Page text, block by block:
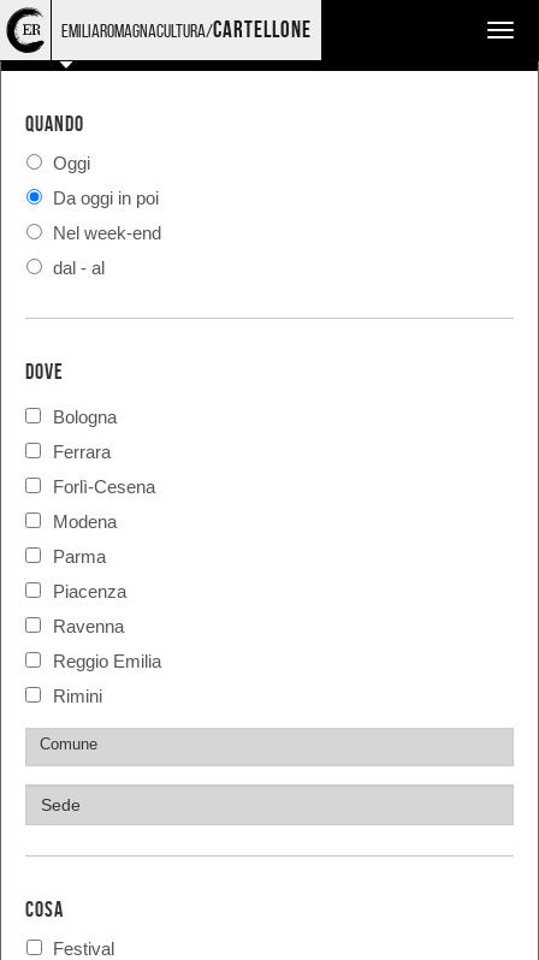
Torna
alla
home
Cerca
nel
sito
Salta
ai
contenuti
Salta
al
menu
emiliaromagnacultura/cartellone
COSA
Cerca eventi Cerca rassegne e festival
QUANDO
Oggi
Da oggi in poi
Nel week-end
dal - al
DOVE
Bologna
Ferrara
Forlì-Cesena
Modena
Parma
Piacenza
Ravenna
Reggio Emilia
Rimini
COSA
Festival